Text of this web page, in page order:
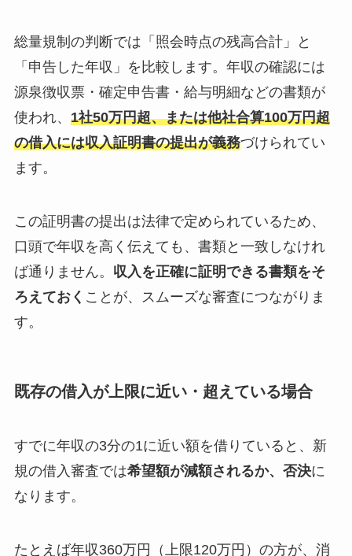
総量規制の判断では「照会時点の残高合計」と
「申告した年収」を比較します。年収の確認には
源泉徴収票・確定申告書・給与明細などの書類が
使われ、 1社50万円超、または他社合算100万円超
の借入には収入証明書の提出が義務づけられてい
ます。
この証明書の提出は法律で定められているため、
口頭で年収を高く伝えても、書類と一致しなけれ
ば通りません。 収入を正確に証明できる書類をそ
ろえておく ことが、スムーズな審査につながりま
す。
既存の借入が上限に近い・超えている場合
すでに年収の3分の1に近い額を借りていると、新
規の借入審査では希望額が減額されるか、否決に
なります。
たとえば年収360万円（上限120万円）の方が、消